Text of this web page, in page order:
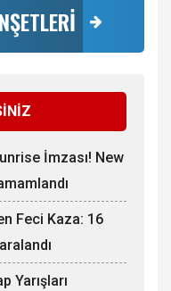
İmzası! New
Feci Kaza: 16
Yarışları